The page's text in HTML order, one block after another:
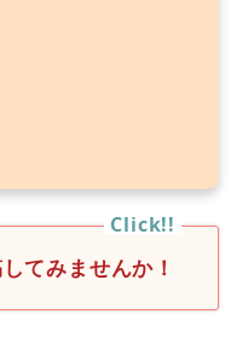
てみませんか！